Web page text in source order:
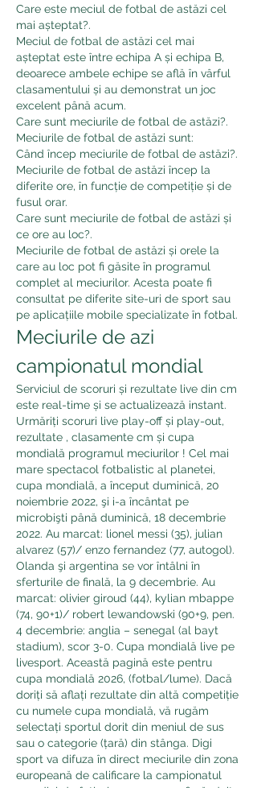
Care este meciul de fotbal de astăzi cel
mai așteptat?.
Meciul de fotbal de astăzi cel mai
așteptat este între echipa A și echipa B,
deoarece ambele echipe se află în vârful
clasamentului și au demonstrat un joc
excelent până acum.
Care sunt meciurile de fotbal de astăzi?.
Meciurile de fotbal de astăzi sunt:
Când încep meciurile de fotbal de astăzi?.
Meciurile de fotbal de astăzi încep la
diferite ore, în funcție de competiție și de
fusul orar.
Care sunt meciurile de fotbal de astăzi și
ce ore au loc?.
Meciurile de fotbal de astăzi și orele la
care au loc pot fi găsite în programul
complet al meciurilor. Acesta poate fi
consultat pe diferite site-uri de sport sau
pe aplicațiile mobile specializate în fotbal.
Meciurile de azi
campionatul mondial
Serviciul de scoruri și rezultate live din cm
este real-time și se actualizează instant.
Urmăriți scoruri live play-off și play-out,
rezultate , clasamente cm și cupa
mondială programul meciurilor ! Cel mai
mare spectacol fotbalistic al planetei,
cupa mondială, a început duminică, 20
noiembrie 2022, şi i-a încântat pe
microbişti până duminică, 18 decembrie
2022. Au marcat: lionel messi (35), julian
alvarez (57)/ enzo fernandez (77, autogol).
Olanda şi argentina se vor întâlni în
sferturile de finală, la 9 decembrie. Au
marcat: olivier giroud (44), kylian mbappe
(74, 90+1)/ robert lewandowski (90+9, pen.
4 decembrie: anglia – senegal (al bayt
stadium), scor 3-0. Cupa mondială live pe
livesport. Această pagină este pentru
cupa mondială 2026, (fotbal/lume). Dacă
doriți să aflați rezultate din altă competiție
cu numele cupa mondială, vă rugăm
selectați sportul dorit din meniul de sus
sau o categorie (țară) din stânga. Digi
sport va difuza în direct meciurile din zona
europeană de calificare la campionatul